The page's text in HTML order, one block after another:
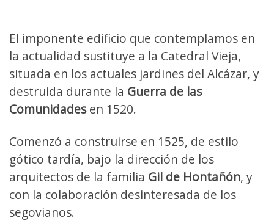
El imponente edificio que contemplamos en
la actualidad sustituye a la Catedral Vieja,
situada en los actuales jardines del Alcázar, y
destruida durante la Guerra de las
Comunidadesen 1520.
Comenzó a construirse en 1525, de estilo
gótico tardía, bajo la dirección de los
arquitectos de la familia Gil de Hontañón, y
con la colaboración desinteresada de los
segovianos.